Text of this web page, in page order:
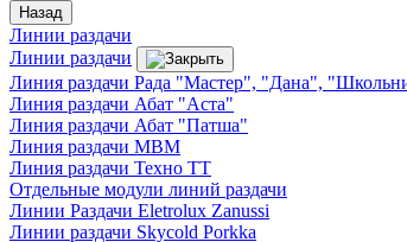
Назад
Линии раздачи
Линии раздачи
Линия раздачи Рада "Мастер", "Дана",
Линия раздачи Абат "Аста"
Линия раздачи Абат "Патша"
Линия раздачи МВМ
Линия раздачи Техно ТТ
Отдельные модули линий раздачи
Линии Раздачи Eletrolux Zanussi
Линии раздачи Skycold Porkka